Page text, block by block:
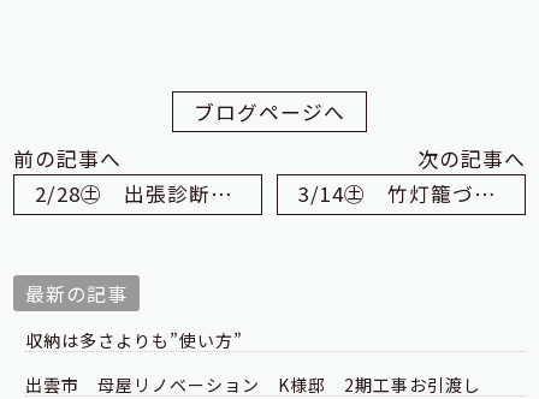
ブログページへ
前の記事へ
2/28㊏ 出張診断相談会 大田店
次の記事へ
3/14㊏ 竹灯籠づくり in大田店
最新の記事
収納は多さよりも”使い方”
出雲市 母屋リノベーション K様邸 2期工事お引渡し